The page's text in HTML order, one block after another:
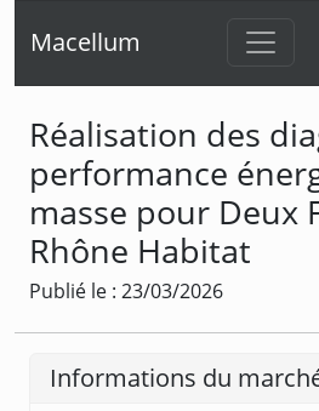
Macellum
Réalisation des
performance
masse pour Deux
Rhône Habitat
Publié le : 23/03/2026
Informations du